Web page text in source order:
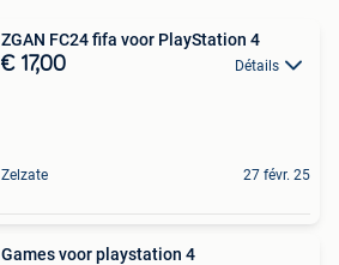
ZGAN FC24 fifa voor PlayStation 4
€ 17,00 Détails
Zelzate 27 févr. 25
Games voor playstation 4